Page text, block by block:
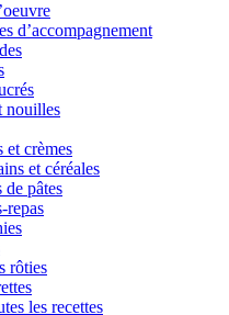
d’accompagnement
nouilles
et crèmes
et céréales
de pâtes
repas
rôties
les recettes